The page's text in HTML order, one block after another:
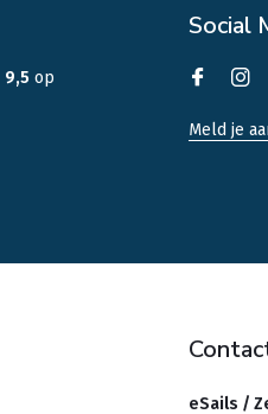
9,5 op
Social
Meld je
eSails /